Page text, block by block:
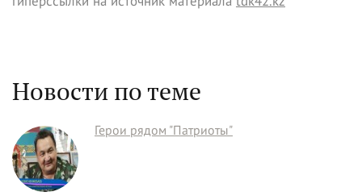
Новости по теме
Герои рядом "Патриоты"